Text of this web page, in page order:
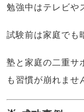
勉強中はテレビや
試験前は家庭でも
塾と家庭の二重サ
も習慣が崩れませ